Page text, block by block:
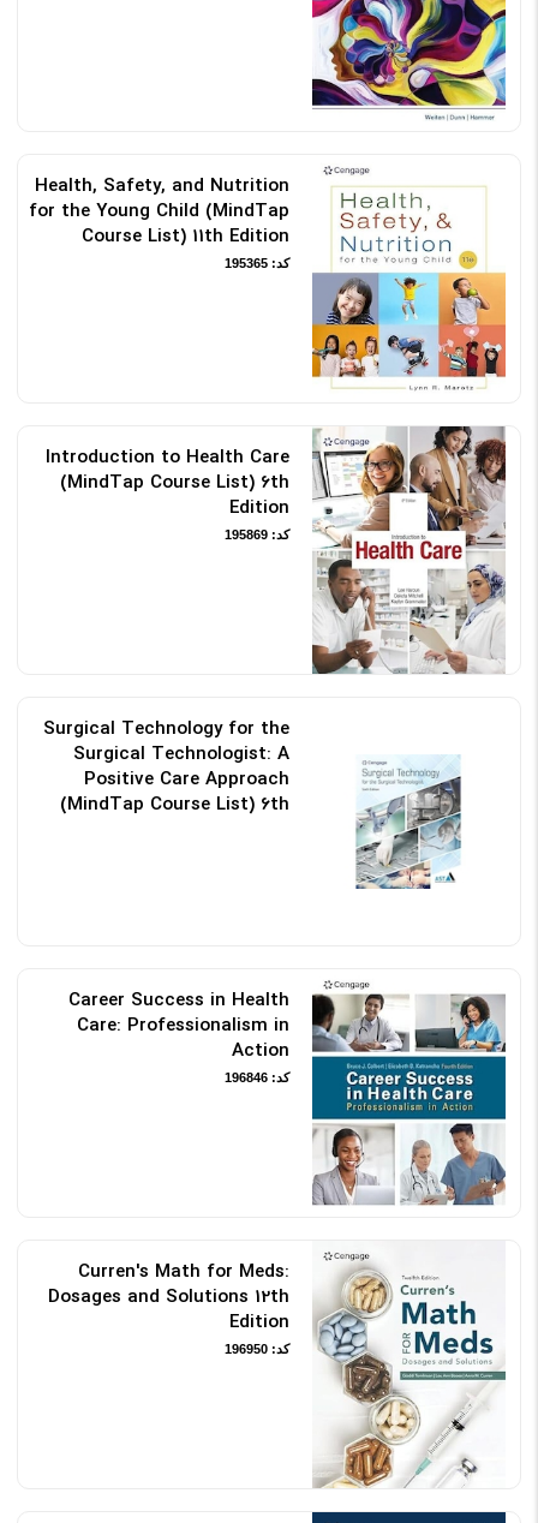
Health, Safety, and Nutrition
for the Young Child (MindTap
Course List) 11th Edition
کد: 195365
Introduction to Health Care
(MindTap Course List) 6th
Edition
کد: 195869
Surgical Technology for the
Surgical Technologist: A
Positive Care Approach
(MindTap Course List) 6th
Career Success in Health
Care: Professionalism in
Action
کد: 196846
Curren's Math for Meds:
Dosages and Solutions 12th
Edition
کد: 196950